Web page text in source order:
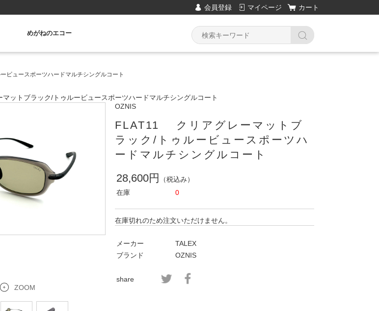
会員登録 マイページ カート
めがねのエコー
ュースポーツハードマルチシングルコート
ットブラック/トゥルービュースポーツハードマルチシングルコート
ZOOM
OZNIS
FLAT11 クリアグレーマットブ
ラック/トゥルービュースポーツハ
ードマルチシングルコート
28,600円
（税込み）
在庫
0
在庫切れのため注文いただけません。
メーカー
TALEX
ブランド
OZNIS
share